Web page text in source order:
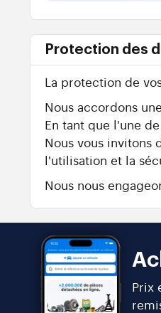
Protection des
La protection de
Nous accordons
En tant que l'une
Nous vous invitons
l'utilisation et la
Nous nous
Prix